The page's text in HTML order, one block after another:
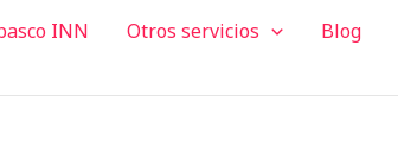
INN Otros servicios Blog